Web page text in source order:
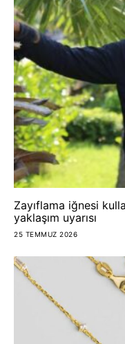
Zayıflama iğnesi
yaklaşım uyarısı
25 TEMMUZ 2026